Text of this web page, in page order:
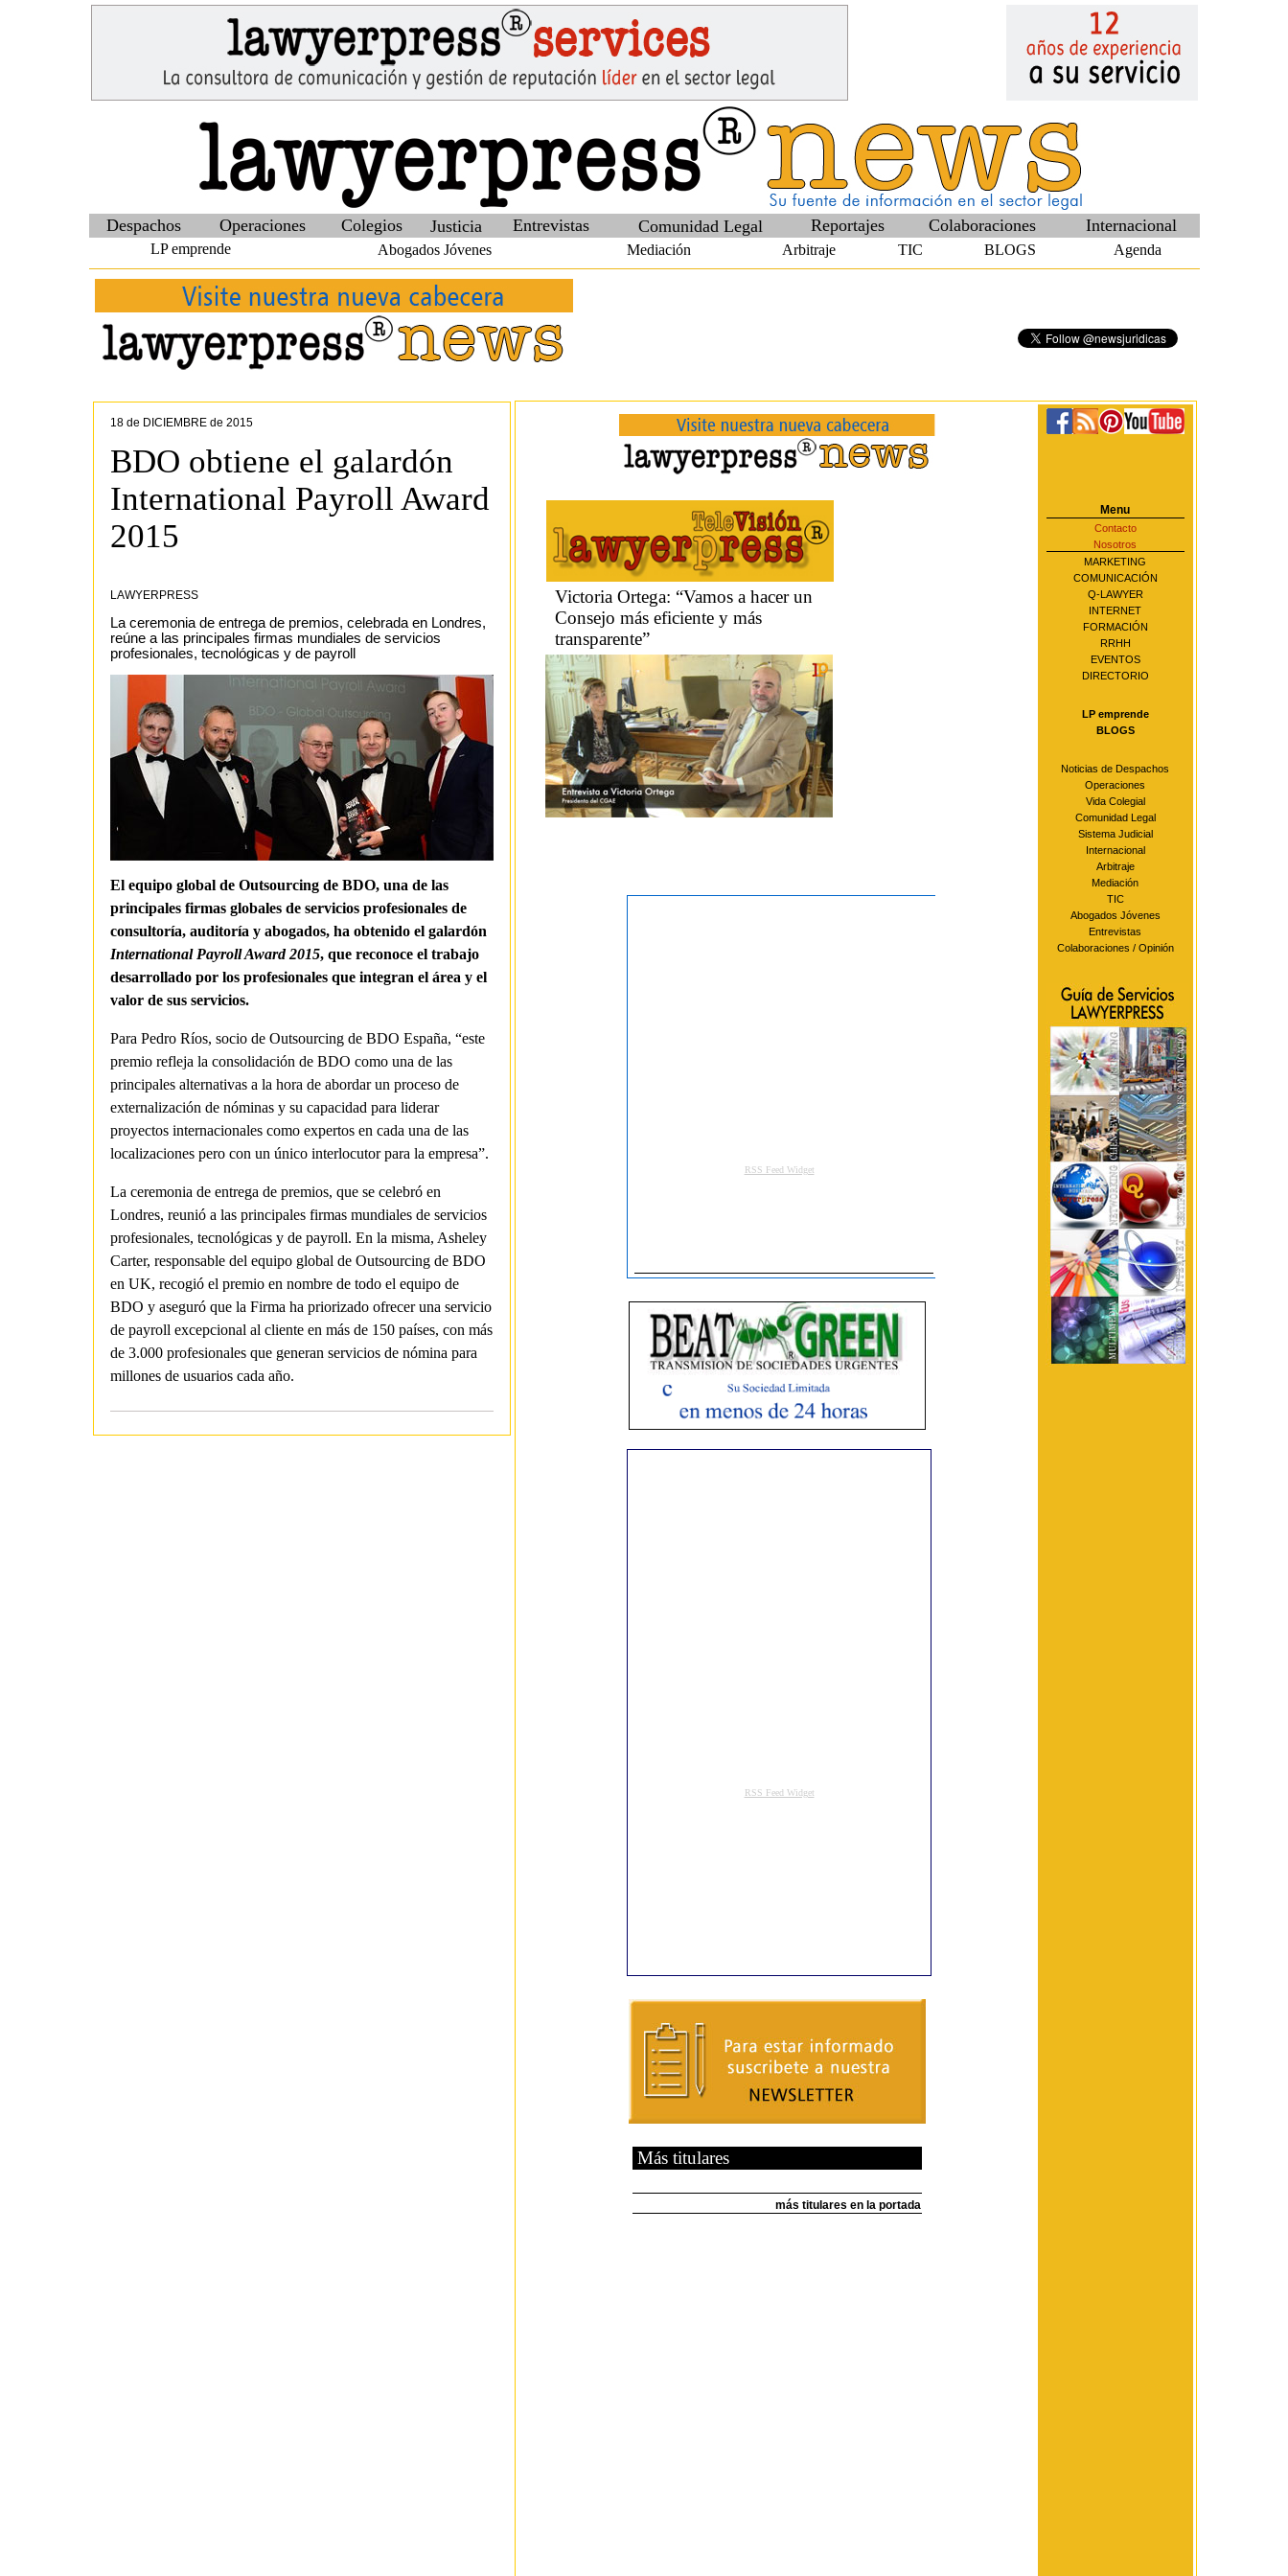
Despachos Operaciones Colegios Justicia Entrevistas Comunidad Legal Reportajes Colaboraciones Internacional
LP emprende Abogados Jóvenes Mediación Arbitraje TIC BLOGS Agenda
18 de DICIEMBRE de 2015
BDO obtiene el galardón
International Payroll Award
2015
LAWYERPRESS
La ceremonia de entrega de premios, celebrada en Londres,
reúne a las principales firmas mundiales de servicios
profesionales, tecnológicas y de payroll
El equipo global de Outsourcing de BDO, una de las
principales firmas globales de servicios profesionales de
consultoría, auditoría y abogados, ha obtenido el galardón
International Payroll Award 2015, que reconoce el trabajo
desarrollado por los profesionales que integran el área y el
valor de sus servicios.
Para Pedro Ríos, socio de Outsourcing de BDO España, “este
premio refleja la consolidación de BDO como una de las
principales alternativas a la hora de abordar un proceso de
externalización de nóminas y su capacidad para liderar
proyectos internacionales como expertos en cada una de las
localizaciones pero con un único interlocutor para la empresa”.
La ceremonia de entrega de premios, que se celebró en
Londres, reunió a las principales firmas mundiales de servicios
profesionales, tecnológicas y de payroll. En la misma, Asheley
Carter, responsable del equipo global de Outsourcing de BDO
en UK, recogió el premio en nombre de todo el equipo de
BDO y aseguró que la Firma ha priorizado ofrecer una servicio
de payroll excepcional al cliente en más de 150 países, con más
de 3.000 profesionales que generan servicios de nómina para
millones de usuarios cada año.
Menu
Contacto
Nosotros
MARKETING
COMUNICACIÓN
Q-LAWYER
INTERNET
FORMACIÓN
RRHH
EVENTOS
DIRECTORIO
LP emprende
BLOGS
Noticias de Despachos
Operaciones
Vida Colegial
Comunidad Legal
Sistema Judicial
Internacional
Arbitraje
Mediación
TIC
Abogados Jóvenes
Entrevistas
Colaboraciones / Opinión